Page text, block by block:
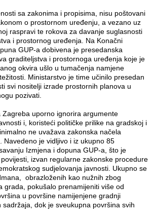
sa zakonima i propisima, nisu poštovani
o prostornom uređenju, a vezano uz
raspravi te rokova za davanje suglasnosti
i prostornog uređenja. Na Konačni
GUP-a dobivena je presedanska
graditeljstva i prostornoga uređenja koje je
okvira ušlo u tumačenja namjene
Ministarstvo je time učinilo presedan
svi nositelji izrade prostornih planova u
pozivati.
Zagreba uporno ignorira argumente
i, koristeći političke prilike na gradskoj i
ne uvažava zakonska načela
Navedeno je vidljivo i iz ukupno 85
Izmjena i dopuna GUP-a, što je
izvan regularne zakonske procedure
sudjelovanja javnosti. Ukupno se
obrazloženih kao nužnih zbog
grada, pokušalo prenamijeniti više od
u površine namijenjene gradnji
dok je sveukupna površina svih